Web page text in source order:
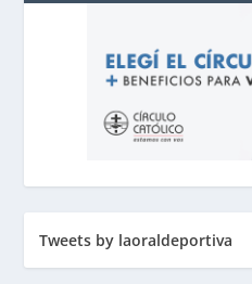
Tweets by laoraldeportiva